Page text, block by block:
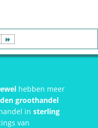
hebben meer
groothandel
in sterling
van